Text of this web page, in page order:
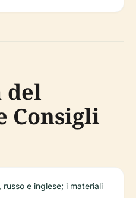
del
Consigli
russo e inglese; i materiali